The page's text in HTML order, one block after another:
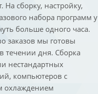
На сборку, настройку,
набора программ у
больше одного часа.
заказов мы готовы
течении дня. Сборка
нестандартных
компьютеров с
охлаждением